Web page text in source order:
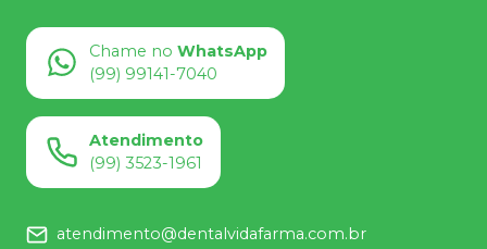
Chame no WhatsApp
(99) 99141-7040
Atendimento
(99) 3523-1961
atendimento@dentalvidafarma.com.br